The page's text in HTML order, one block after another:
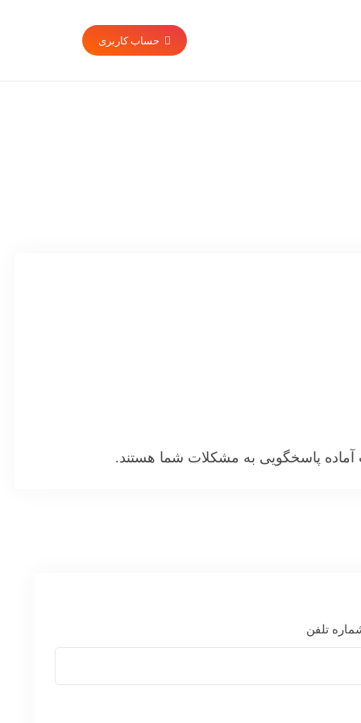
حساب کاربری
آماده پاسخگویی به مشکلات شما هستند.
تلفن